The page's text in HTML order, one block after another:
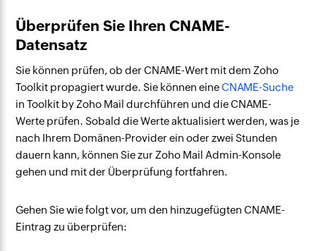
Überprüfen Sie Ihren CNAME-
Datensatz
Sie können prüfen, ob der CNAME-Wert mit dem Zoho
Toolkit propagiert wurde. Sie können eineCNAME-Suche
in Toolkit by Zoho Mail durchführen und die CNAME-
Werte prüfen. Sobald die Werte aktualisiert werden, was je
nach Ihrem Domänen-Provider ein oder zwei Stunden
dauern kann, können Sie zur Zoho Mail Admin-Konsole
gehen und mit der Überprüfung fortfahren.
Gehen Sie wie folgt vor, um den hinzugefügten CNAME-
Eintrag zu überprüfen: